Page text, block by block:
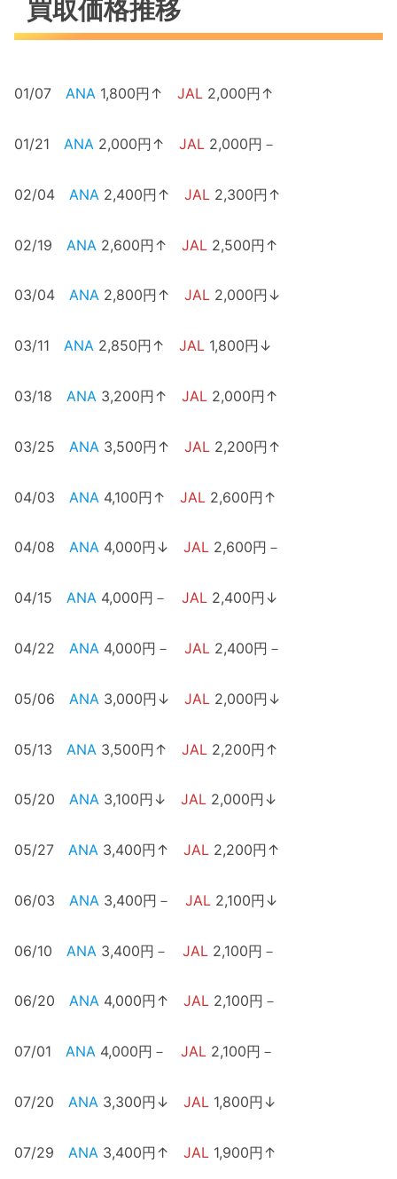
買取価格推移
01/07 ANA 1,800円↑ JAL 2,000円↑
01/21 ANA 2,000円↑ JAL 2,000円－
02/04 ANA 2,400円↑ JAL 2,300円↑
02/19 ANA 2,600円↑ JAL 2,500円↑
03/04 ANA 2,800円↑ JAL 2,000円↓
03/11 ANA 2,850円↑ JAL 1,800円↓
03/18 ANA 3,200円↑ JAL 2,000円↑
03/25 ANA 3,500円↑ JAL 2,200円↑
04/03 ANA 4,100円↑ JAL 2,600円↑
04/08 ANA 4,000円↓ JAL 2,600円－
04/15 ANA 4,000円－ JAL 2,400円↓
04/22 ANA 4,000円－ JAL 2,400円－
05/06 ANA 3,000円↓ JAL 2,000円↓
05/13 ANA 3,500円↑ JAL 2,200円↑
05/20 ANA 3,100円↓ JAL 2,000円↓
05/27 ANA 3,400円↑ JAL 2,200円↑
06/03 ANA 3,400円－ JAL 2,100円↓
06/10 ANA 3,400円－ JAL 2,100円－
06/20 ANA 4,000円↑ JAL 2,100円－
07/01 ANA 4,000円－ JAL 2,100円－
07/20 ANA 3,300円↓ JAL 1,800円↓
07/29 ANA 3,400円↑ JAL 1,900円↑